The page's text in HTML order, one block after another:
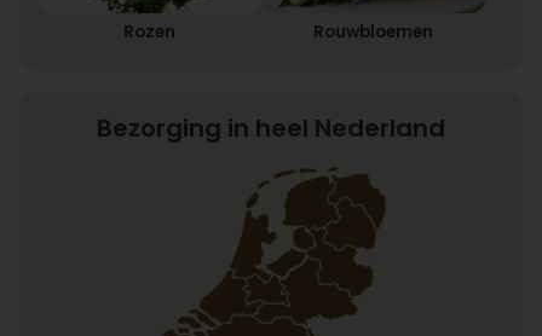
Rozen Rouwbloemen
Bezorging in heel Nederland